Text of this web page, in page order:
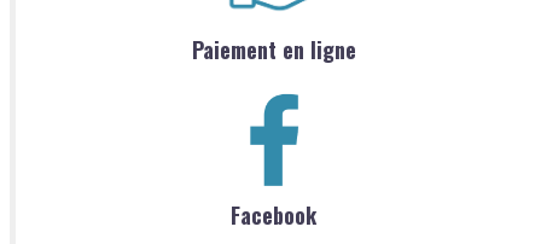
Paiement en ligne
Facebook